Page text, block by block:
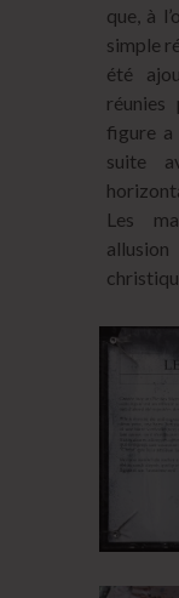
que, à
simple
été
figure a
suite
Les